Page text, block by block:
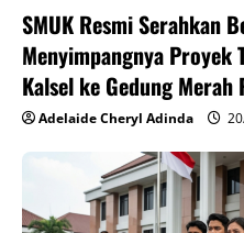
​SMUK Resmi Serahkan
Menyimpangnya
Kalsel ke Gedung Merah
Adelaide Cheryl Adinda